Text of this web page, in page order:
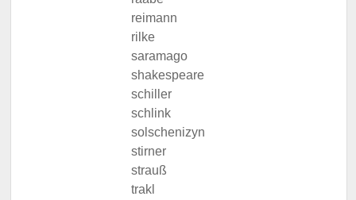
reimann
rilke
saramago
shakespeare
schiller
schlink
solschenizyn
stirner
strauß
trakl